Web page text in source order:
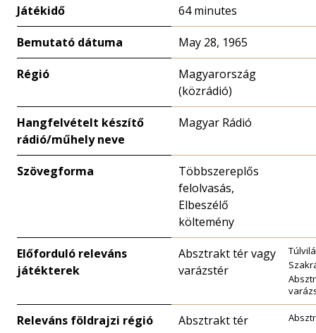
Játékidő 64 minutes
Bemutató dátuma May 28, 1965
Régió
Magyarország
(közrádió)
Hangfelvételt készítő
rádió/műhely neve
Magyar Rádió
Szövegforma
Többszereplős
felolvasás,
Elbeszélő
költemény
Előforduló releváns
játékterek
Absztrakt tér vagy
varázstér
Releváns földrajzi régió Absztrakt tér